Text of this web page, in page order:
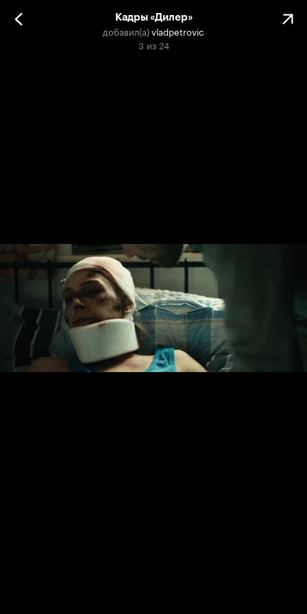
Кадры «Дилер»
добавил(а)vladpetrovic
3 из 24